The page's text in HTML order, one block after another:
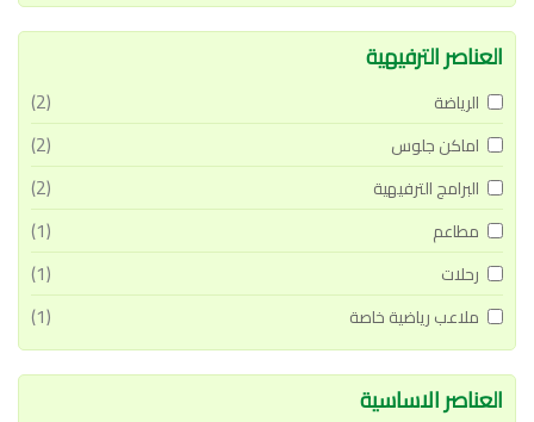
العناصر الترفيهية
الرياضة (2)
اماكن جلوس (2)
البرامج الترفيهية (2)
مطاعم (1)
رحلات (1)
ملاعب رياضية خاصة (1)
العناصر الاساسية